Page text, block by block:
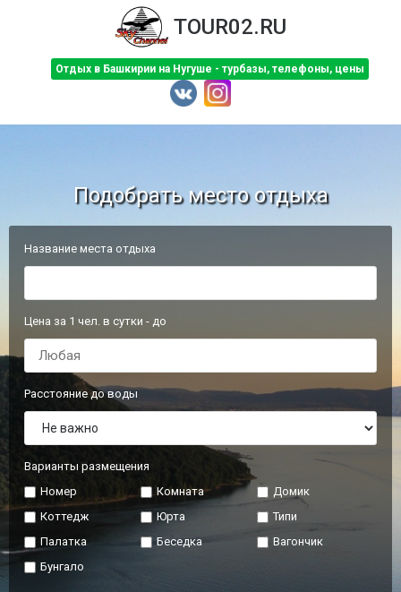
TOUR02.RU
Отдых в Башкирии на Нугуше - турбазы, телефоны, цены
Подобрать место отдыха
Название места отдыха
Цена за 1 чел. в сутки - до
Расстояние до воды
Варианты размещения
Номер
Комната
Домик
Коттедж
Юрта
Типи
Палатка
Беседка
Вагончик
Бунгало